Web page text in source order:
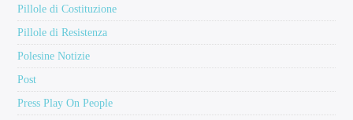
Pillole di Costituzione
Pillole di Resistenza
Polesine Notizie
Post
Press Play On People